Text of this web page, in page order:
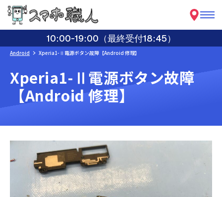
10:00-19:00（最終受付18:45）
Android Xperia1-Ⅱ電源ボタン故障【Android 修理】
Xperia1-Ⅱ電源ボタン故障
【Android 修理】